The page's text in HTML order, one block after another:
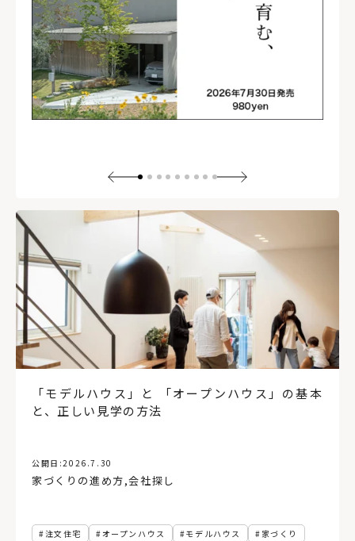
「モデルハウス」と 「オープンハウス」の基本
と、正しい見学の方法
公開日:2026.7.30
家づくりの進め方,会社探し
注文住宅 オープンハウス モデルハウス 家づくり